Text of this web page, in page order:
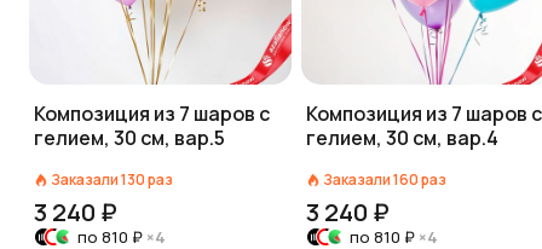
Композиция из 7 шаров с
гелием, 30 см, вар.5
Заказали130раз
3 240 ₽
по 810 ₽ ×4
Композиция из 7 шаров с
гелием, 30 см, вар.4
Заказали160раз
3 240 ₽
по 810 ₽ ×4